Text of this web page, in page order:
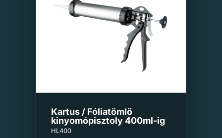
Kartus / Fóliatömlő
kinyomópisztoly 400ml-ig
HL400